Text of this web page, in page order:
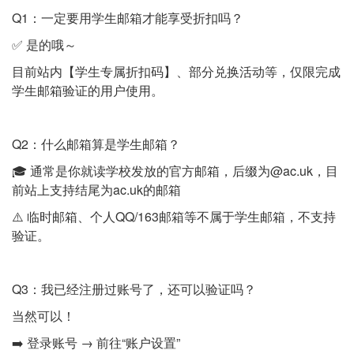
Q1：一定要用学生邮箱才能享受折扣吗？
✅ 是的哦～
目前站内【学生专属折扣码】、部分兑换活动等，仅限完成
学生邮箱验证的用户使用。
Q2：什么邮箱算是学生邮箱？
🎓 通常是你就读学校发放的官方邮箱，后缀为@ac.uk，目
前站上支持结尾为ac.uk的邮箱
⚠️ 临时邮箱、个人QQ/163邮箱等不属于学生邮箱，不支持
验证。
Q3：我已经注册过账号了，还可以验证吗？
当然可以！
➡️ 登录账号 → 前往“账户设置”